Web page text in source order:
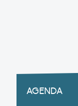
AGENDA